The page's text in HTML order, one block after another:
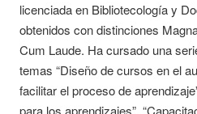
licenciada en Bibliotecología y
obtenidos con distinciones
Cum Laude. Ha cursado una
temas “Diseño de cursos en el
facilitar el proceso de
para los aprendizajes”,